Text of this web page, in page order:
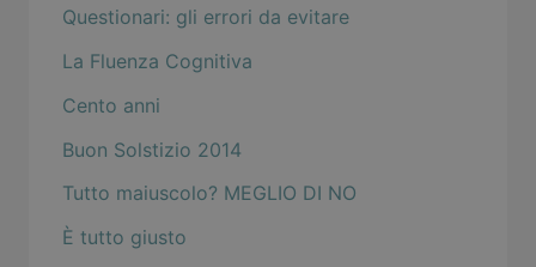
Questionari: gli errori da evitare
La Fluenza Cognitiva
Cento anni
Buon Solstizio 2014
Tutto maiuscolo? MEGLIO DI NO
È tutto giusto